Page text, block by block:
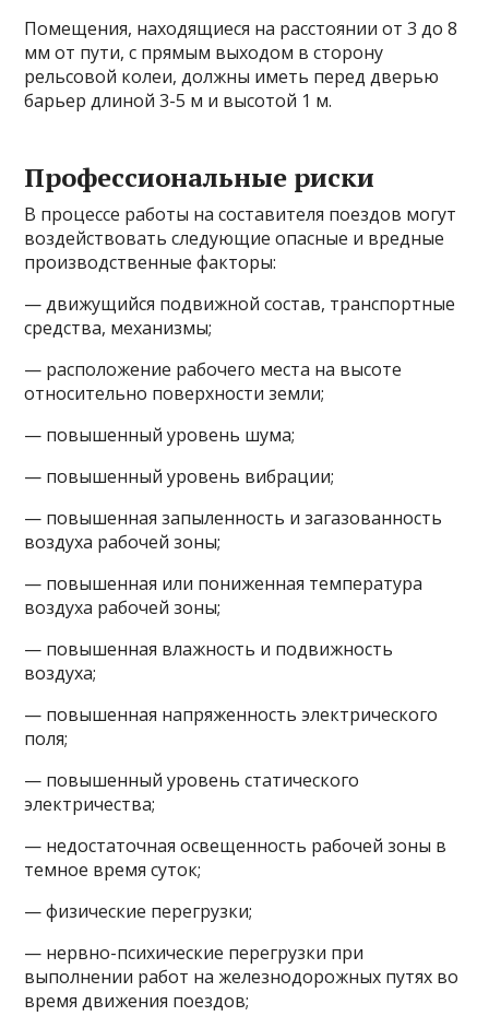
Помещения, находящиеся на расстоянии от 3 до 8
мм от пути, с прямым выходом в сторону
рельсовой колеи, должны иметь перед дверью
барьер длиной 3-5 м и высотой 1 м.
Профессиональные риски
В процессе работы на составителя поездов могут
воздействовать следующие опасные и вредные
производственные факторы:
— движущийся подвижной состав, транспортные
средства, механизмы;
— расположение рабочего места на высоте
относительно поверхности земли;
— повышенный уровень шума;
— повышенный уровень вибрации;
— повышенная запыленность и загазованность
воздуха рабочей зоны;
— повышенная или пониженная температура
воздуха рабочей зоны;
— повышенная влажность и подвижность
воздуха;
— повышенная напряженность электрического
поля;
— повышенный уровень статического
электричества;
— недостаточная освещенность рабочей зоны в
темное время суток;
— физические перегрузки;
— нервно-психические перегрузки при
выполнении работ на железнодорожных путях во
время движения поездов;